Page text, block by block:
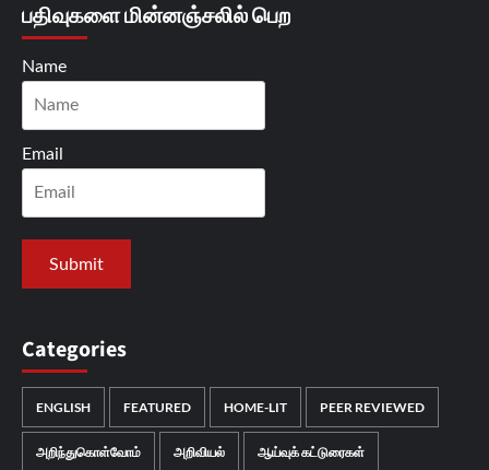
பதிவுகளை மின்னஞ்சலில் பெற
Name
Email
Categories
ENGLISH FEATURED HOME-LIT PEER REVIEWED
அறிந்துகொள்வோம் அறிவியல் ஆய்வுக் கட்டுரைகள்